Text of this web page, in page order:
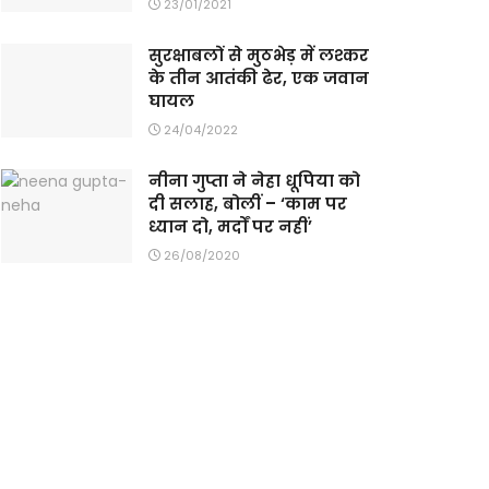
23/01/2021
सुरक्षाबलों से मुठभेड़ में लश्कर
के तीन आतंकी ढेर, एक जवान
घायल
24/04/2022
नीना गुप्ता ने नेहा धूपिया को
दी सलाह, बोलीं – ‘काम पर
ध्यान दो, मर्दों पर नहीं’
26/08/2020